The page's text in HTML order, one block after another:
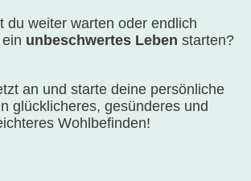
du weiter warten oder endlich
unbeschwertes Leben starten?
an und starte deine persönliche
glücklicheres, gesünderes und
Wohlbefinden!